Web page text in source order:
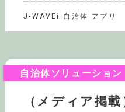
J-WAVEi 自治体 アプリ
自治体ソリューション
（メディア掲